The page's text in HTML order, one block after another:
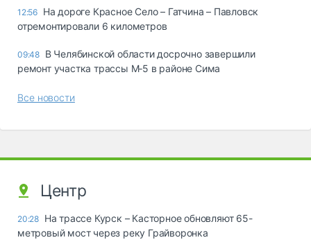
12:56 На дороге Красное Село – Гатчина – Павловск
отремонтировали 6 километров
09:48 В Челябинской области досрочно завершили
ремонт участка трассы М‑5 в районе Сима
Все новости
Центр
20:28 На трассе Курск – Касторное обновляют 65-
метровый мост через реку Грайворонка